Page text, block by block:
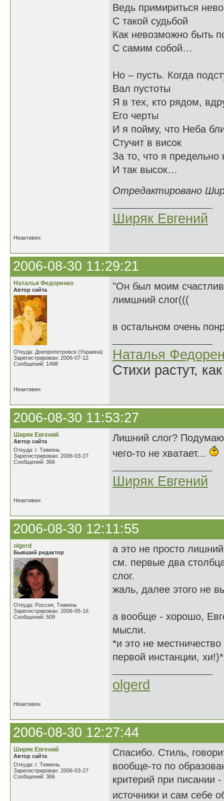
Ведь примириться
С такой судьбой
Как невозможно быть
С самим собой…
Но – пусть. Когда
Вал пустоты
Я в тех, кто рядом,
Его черты
И я пойму, что Неба
Стучит в висок
За то, что я предельно
И так высок…
Отредактировано
Ширяк Евгений
Неактивен
2006-08-30 11:29:21
Наталья Федоренко
Автор сайта
Откуда: Днепропетровск (Украина)
Зарегистрирован: 2006-07-12
Сообщений: 1498
"Он был моим
лимшний слог(((
в остальном очень
Наталья
Стихи растут,
Неактивен
2006-08-30 11:53:27
Ширяк Евгений
Автор сайта
Откуда: г. Тюмень
Зарегистрирован: 2006-03-27
Сообщений: 366
Лишний слог?
чего-то не хватает...
Ширяк Евгений
Неактивен
2006-08-30 12:11:55
olgerd
Бывший редактор
Откуда: Россия, Тюмень
Зарегистрирован: 2006-05-16
Сообщений: 509
а это не просто
см. первые два
слог.
жаль, далее этого не
а вообще - хорошо,
мысли.
*и это не
первой инстанции, хи!)*
olgerd
Неактивен
2006-08-30 12:27:44
Ширяк Евгений
Автор сайта
Откуда: г. Тюмень
Зарегистрирован: 2006-03-27
Сообщений: 366
Спасибо. Стиль,
вообще-то по
критерий при писании
источники и сам себе